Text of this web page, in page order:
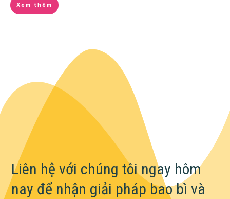
Xem thêm
Liên hệ với chúng tôi ngay hôm
nay để nhận giải pháp bao bì và